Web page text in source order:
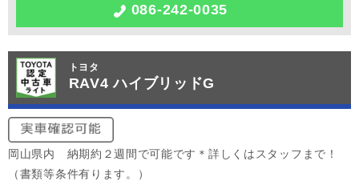
086-242-0035
トヨタ
RAV4 ハイブリッドG
岡山県内 納期約２週間で可能です＊詳しくはスタッフまで！
（書類等条件有ります。）